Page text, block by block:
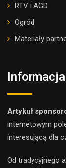
RTV i AGD
Ogród
Materiały
Artykuł
internetowym
interesującą dla
Od tradycyjnego